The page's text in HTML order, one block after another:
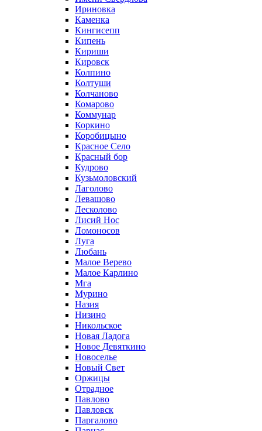
Ириновка
Каменка
Кингисепп
Кипень
Кириши
Кировск
Колпино
Колтуши
Колчаново
Комарово
Коммунар
Коркино
Коробицыно
Красное Село
Красный бор
Кудрово
Кузьмоловский
Лаголово
Левашово
Лесколово
Лисий Нос
Ломоносов
Луга
Любань
Малое Верево
Малое Карлино
Мга
Мурино
Назия
Низино
Никольское
Новая Ладога
Новое Девяткино
Новоселье
Новый Свет
Оржицы
Отрадное
Павлово
Павловск
Паргалово